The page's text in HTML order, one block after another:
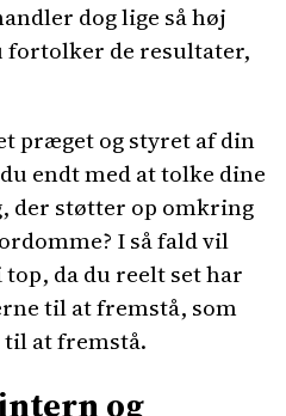
dog lige så høj
fortolker de resultater,
præget og styret af din
endt med at tolke dine
der støtter op omkring
I så fald vil
da du reelt set har
til at fremstå, som
til at fremstå.
og